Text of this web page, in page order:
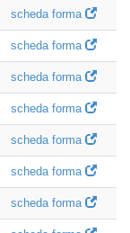
scheda forma
scheda forma
scheda forma
scheda forma
scheda forma
scheda forma
scheda forma